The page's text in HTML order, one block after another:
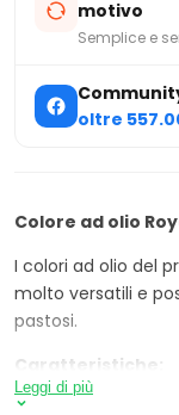
motivo
Semplice e
oltre
Colore ad olio
I colori ad olio del
molto versatili e
pastosi.
Caratteristiche:
Leggi di più